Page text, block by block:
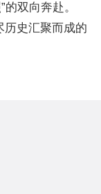
双向奔赴。
历史汇聚而成的